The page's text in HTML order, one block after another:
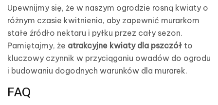
Upewnijmy się, że w naszym ogrodzie rosną kwiaty o
różnym czasie kwitnienia, aby zapewnić murarkom
stałe źródło nektaru i pyłku przez cały sezon.
Pamiętajmy, że atrakcyjne kwiaty dla pszczół to
kluczowy czynnik w przyciąganiu owadów do ogrodu
i budowaniu dogodnych warunków dla murarek.
FAQ